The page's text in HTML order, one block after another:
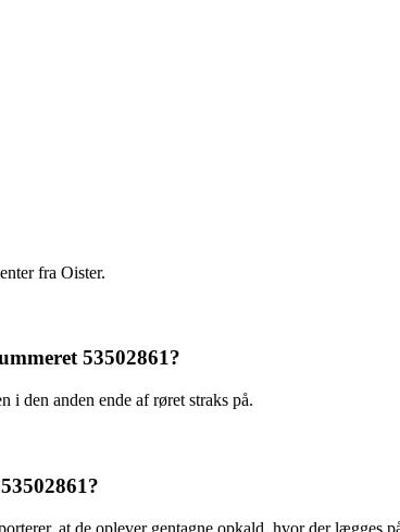
fra Oister.
53502861?
i den anden ende af røret straks på.
at de oplever gentagne opkald, hvor der lægges